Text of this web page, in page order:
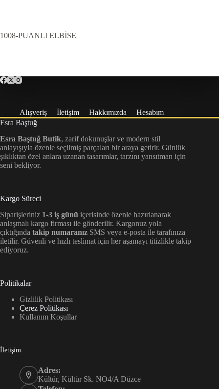
1008-PUANLI ELBİSE
Alışveriş İletişim Hakkımızda
Hesabım
Esra Baştuğ
Esra Baştuğ Butik, zarif dokunuşlar ve modern stil
anlayışıyla özenle seçilmiş parçaları bir araya getirir. Günlük
şıklıktan özel anlara uzanan tasarımlar, tarzını yansıtman için
seni bekliyor.
Kargo Süreci
Siparişleriniz 1-3 iş günü içerisinde özenle hazırlanarak
anlaşmalı kargo firması ile gönderilir. Kargonuz yola
çıktığında takip numaranız SMS veya e-posta ile tarafınıza
iletilir. Güvenli ve hızlı teslimat için her aşamayı titizlikle takip
ediyoruz.
Politikalar
Gizlilik Politikası
Çerez Politikası
Kullanım Koşullar
İletişim
Adres:
Kültür, Kültür Sk. NO4/A Düzce